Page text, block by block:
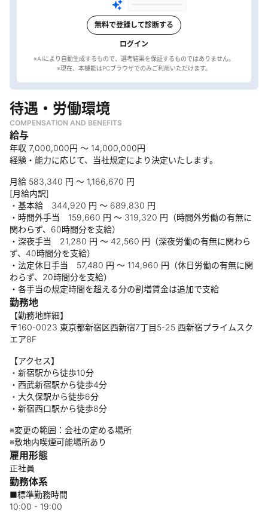
無料で登録して診断する
ログイン
※AIにより自動生成するもので、選考結果を保証するものではありません。
待遇・労働環境
COMPENSATION AND BENEFITS
給与
年収 7,000,000円 〜 14,000,000円
経験・能力に応じて、当社規定により決定いたします。
月給 583,340 円 〜 1,166,670 円
[月給内訳]
・基本給 344,920 円 〜 689,830 円
・時間外手当 159,660 円 〜 319,320 円（時間外労働の有無に
関わらず、60時間分を支給）
・深夜手当 21,280 円 〜 42,560 円（深夜労働の有無に関わら
ず、40時間分を支給）
・法定休日手当 57,480 円 〜 114,960 円（休日労働の有無に関
わらず、20時間分を支給）
・各手当の規定時間を超える分の割増賃金は追加で支給
勤務地
【勤務地詳細】
〒160-0023 東京都新宿区西新宿7丁目5-25 西新宿プライムスク
エア8F
【アクセス】
・新宿駅から徒歩10分
・西武新宿駅から徒歩4分
・大久保駅から徒歩6分
・新宿西口駅から徒歩8分
※変更の範囲：会社の定める場所
※敷地内喫煙可能場所あり
雇用形態
正社員
勤務体系
■標準勤務時間
10:00 - 19:00